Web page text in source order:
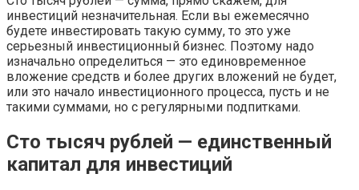
инвестиций незначительная. Если вы ежемесячно
будете инвестировать такую сумму, то это уже
серьезный инвестиционный бизнес. Поэтому надо
изначально определиться — это единовременное
вложение средств и более других вложений не будет,
или это начало инвестиционного процесса, пусть и не
такими суммами, но с регулярными подпитками.
Сто тысяч рублей — единственный
капитал для инвестиций